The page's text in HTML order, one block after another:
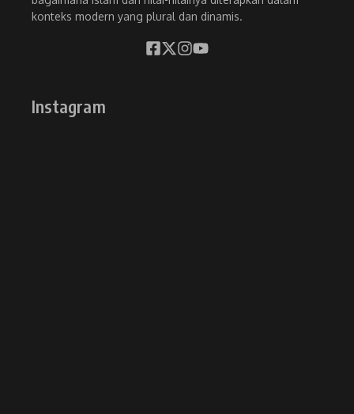
konteks modern yang plural dan dinamis.
Instagram